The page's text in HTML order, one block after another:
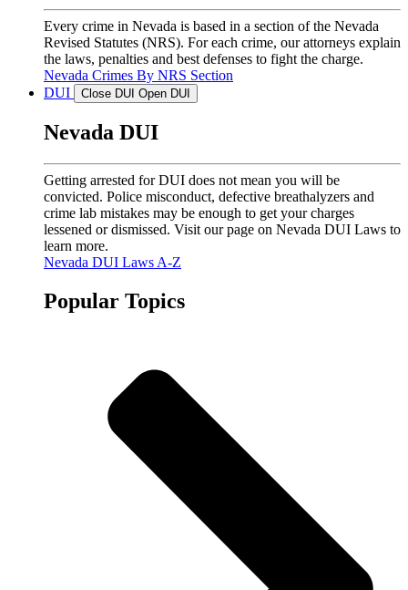
Every crime in Nevada is based in a section of the Nevada
Revised Statutes (NRS). For each crime, our attorneys explain
the laws, penalties and best defenses to fight the charge.
Nevada Crimes By NRS Section
DUI
Close DUI Open DUI
Nevada DUI
Getting arrested for DUI does not mean you will be
convicted. Police misconduct, defective breathalyzers and
crime lab mistakes may be enough to get your charges
lessened or dismissed. Visit our page on Nevada DUI Laws to
learn more.
Nevada DUI Laws A-Z
Popular Topics